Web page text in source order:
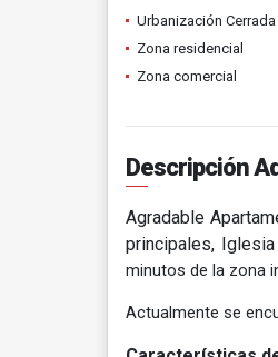
Urbanización Cerrada
Zona residencial
Zona comercial
Descripción
Agradable
principales,
minutos de la zona
Actualmente se